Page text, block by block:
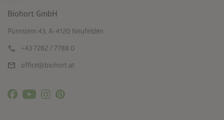
Biohort GmbH
Pürnstein 43, A-4120 Neufelden
call +43 7282 / 7788 0
mail office@biohort.at